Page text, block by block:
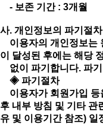
- 보존 기간 : 3개월
사. 개인정보의 파기절차
이용자의 개인정보는
이 달성된 후에는 해당
없이 파기합니다. 파
◈ 파기절차
이용자가 회원가입 등
후 내부 방침 및 기타 관
유 및 이용기간 참조) 일